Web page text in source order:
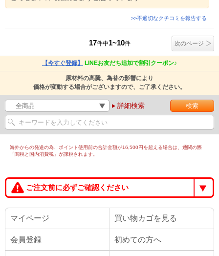
>>不適切なクチコミを報告する
17件中1~10件 次のページ
【今すぐ登録】 LINEお友だち追加で割引クーポン♪
原材料の高騰、為替の影響により
価格が変動する場合がございますので、ご了承ください。
詳細検索
海外からの発送の為、ポイント使用前の合計金額が16,500円を超える場合は、通関の際
「関税と国内消費税」が課税されます。
ご注文前に必ずご確認ください
マイページ 買い物カゴを見る
会員登録 初めての方へ